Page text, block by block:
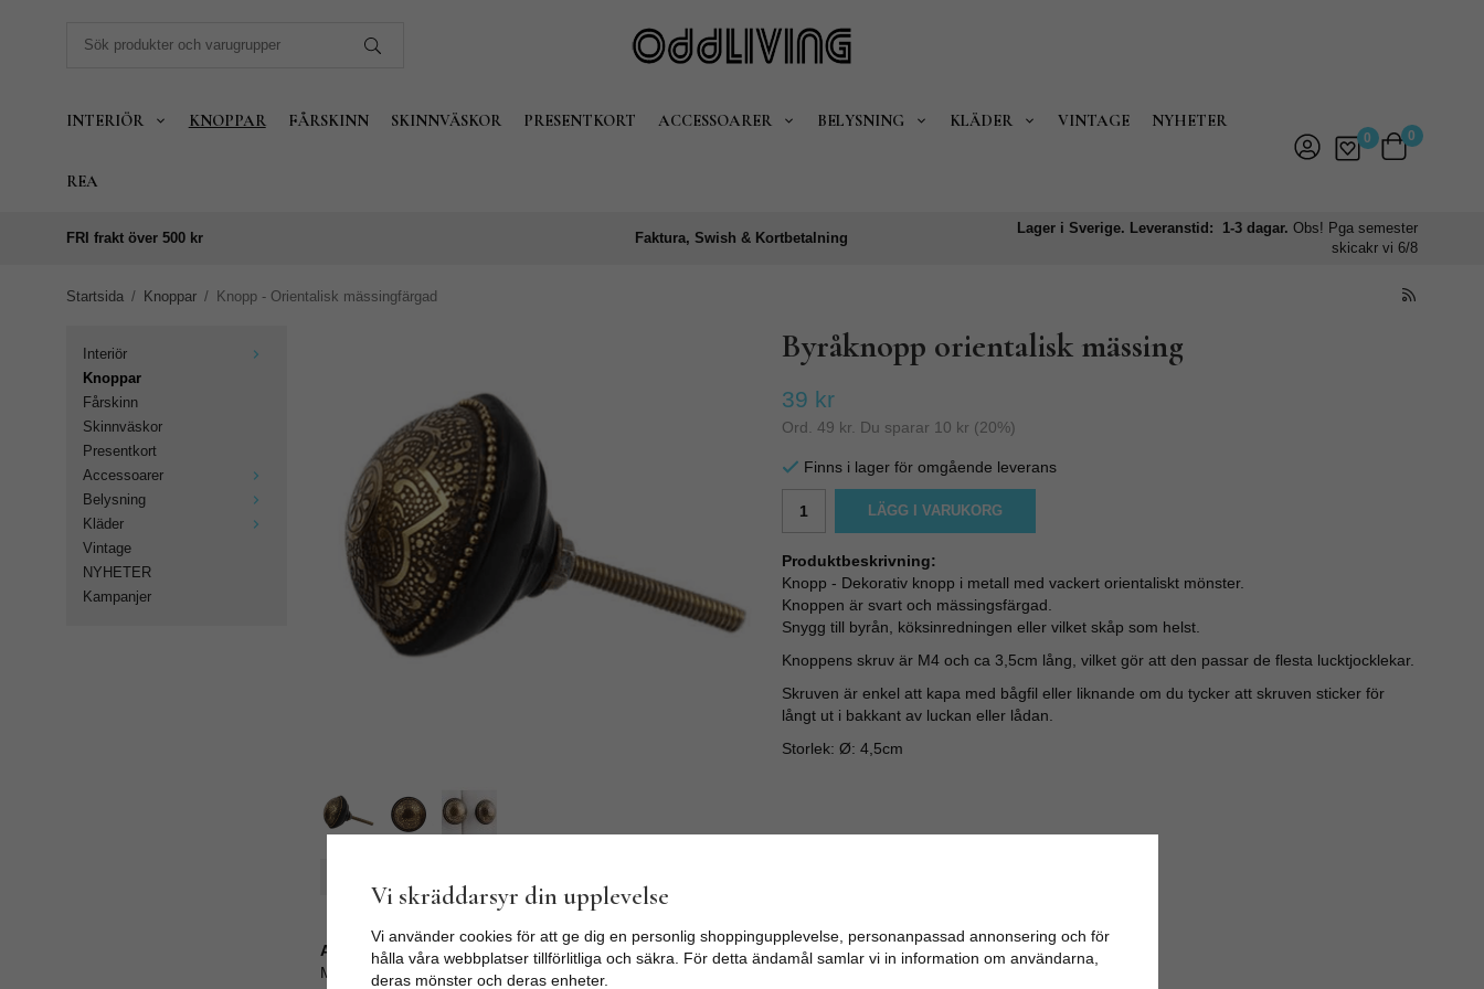
INTERIÖR KNOPPAR FÅRSKINN SKINNVÄSKOR PRESENTKORT ACCESSOARER BELYSNING KLÄDER VINTAGE NYHETER
REA
0 0
FRI frakt över 500 kr Faktura, Swish & Kortbetalning
Lager i Sverige. Leveranstid: 1-3 dagar.Obs! Pga semester
skicakr vi 6/8
Startsida / Knoppar / Knopp - Orientalisk mässingfärgad
Interiör
Knoppar
Fårskinn
Skinnväskor
Presentkort
Accessoarer
Belysning
Kläder
Vintage
NYHETER
Kampanjer
Byråknopp orientalisk mässing
39 kr
Ord. 49 kr. Du sparar 10 kr (20%)
Finns i lager för omgående leverans
LÄGG I VARUKORG
Produktbeskrivning:
Knopp - Dekorativ knopp i metall med vackert orientaliskt mönster.
Knoppen är svart och mässingsfärgad.
Snygg till byrån, köksinredningen eller vilket skåp som helst.
Knoppens skruv är M4 och ca 3,5cm lång, vilket gör att den passar de flesta lucktjocklekar.
Skruven är enkel att kapa med bågfil eller liknande om du tycker att skruven sticker för
långt ut i bakkant av luckan eller lådan.
Storlek: Ø: 4,5cm
Artikelnummer:
MK-27
Vi skräddarsyr din upplevelse
Vi använder cookies för att ge dig en personlig shoppingupplevelse, personanpassad annonsering och för
hålla våra webbplatser tillförlitliga och säkra. För detta ändamål samlar vi in information om användarna,
deras mönster och deras enheter.